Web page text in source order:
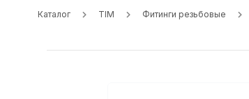
Каталог TIM Фитинги резьбовые